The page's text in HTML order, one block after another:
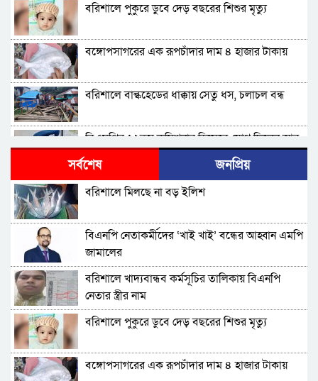
বরিশালে পুকুরে ডুবে দেড় বছরের শিশুর মৃত্যু
বঙ্গোপসাগরের এক রূপচাঁদার দাম ৪ হাজার টাকায়
বরিশালে বাল্কহেডের ধাক্কায় সেতু ধস, চলাচল বন্ধ
বিএমপির ২২তম কমিশনার হিসেবে যোগ দিলেন আবু
রায়হান মুহম্মদ সালেহ
বরিশাল থেকে যেন কোনো রোগীকে ঢাকায় যেতে না
হয়: ড. জিয়াউদ্দিন
পটুয়াখালীতে কুকুরকে পিটিয়ে হত্যা, আসামীকে ২০
হাজার টাকা জরিমানা
ফ্যাসিবাদ গোষ্ঠীর কারণেই ব্যাংকে টাকা নেই: গণপূর্ত
প্রতিমন্ত্রী
ভোলায় পঞ্চম শ্রেণির ছাত্রীকে সংঘবদ্ধ ধর্ষণের
অভিযোগ, গ্রেপ্তার ৩
বরিশালে রাস্তার পাশ থেকে ৯ বস্তা সরকারি কম্বল
উদ্ধার
সর্বশেষ জনপ্রিয়
বরিশালে মিলছে না বড় ইলিশ
বিএনপি নেতাকর্মীদের ‘খাই খাই’ বন্ধের আহ্বান এমপি
জামালের
বরিশালে খাদ্যবান্ধব কর্মসূচির তালিকায় বিএনপি
নেতার স্ত্রীর নাম
বরিশালে পুকুরে ডুবে দেড় বছরের শিশুর মৃত্যু
বঙ্গোপসাগরের এক রূপচাঁদার দাম ৪ হাজার টাকায়